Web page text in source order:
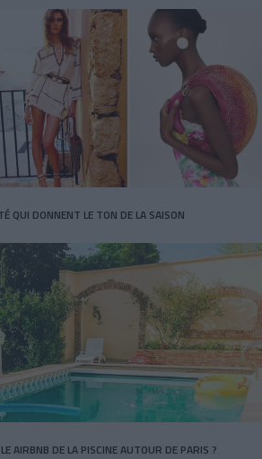
QUI DONNENT LE TON DE LA SAISON
AIRBNB DE LA PISCINE AUTOUR DE PARIS ?